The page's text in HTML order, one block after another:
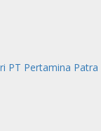
PT Pertamina Patra